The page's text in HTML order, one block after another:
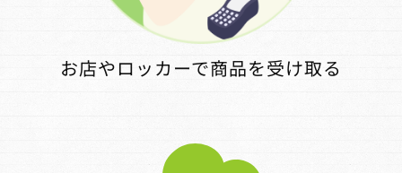
お店やロッカーで商品を受け取る